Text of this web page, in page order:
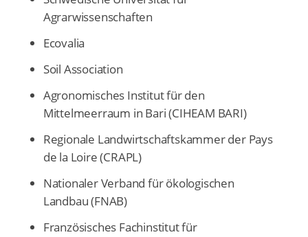
Agrarwissenschaften
Ecovalia
Soil Association
Agronomisches Institut für den
Mittelmeerraum in Bari (CIHEAM BARI)
Regionale Landwirtschaftskammer der Pays
de la Loire (CRAPL)
Nationaler Verband für ökologischen
Landbau (FNAB)
Französisches Fachinstitut für